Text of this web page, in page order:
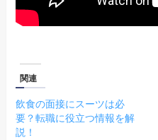
関連
飲食の面接にスーツは必
要？転職に役立つ情報を解
説！